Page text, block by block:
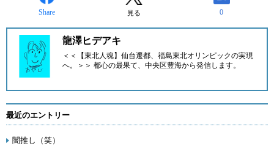
Share 見る 0
龍澤ヒデアキ
＜＜【東北人魂】仙台遷都、福島東北オリンピックの実現
へ。＞＞ 都心の最果て、中央区豊海から発信します。
最近のエントリー
闇推し（笑）